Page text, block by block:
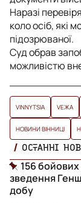
Наразі
коло осіб, які
підозрюваної.
Суд обрав
можливістю
VINNYTSIA VЕЖА
НОВИНИ ВІННИЦІ
ОСТАННІ
156 бойових
зведення
добу